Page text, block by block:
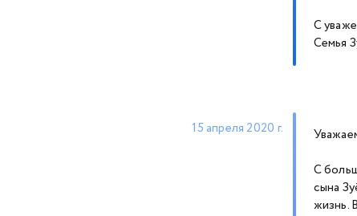
С
Семья
15 апреля 2020 г.
С
сына
жизнь.